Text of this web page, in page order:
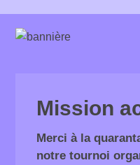
Mission
Merci à la
notre tournoi